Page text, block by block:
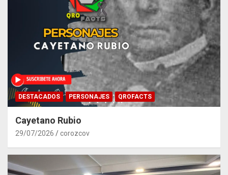
DESTACADOS PERSONAJES QROFACTS
Cayetano Rubio
29/07/2026 corozcov